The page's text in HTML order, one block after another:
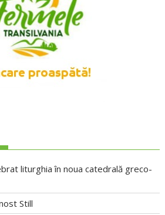
liturghia în noua catedrală greco-
Still